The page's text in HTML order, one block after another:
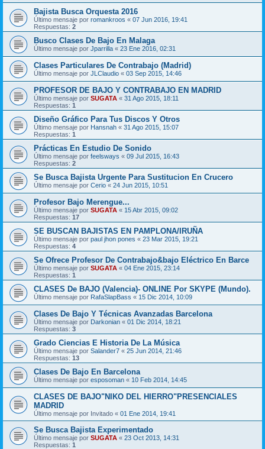
Bajista Busca Orquesta 2016
Último mensaje por romankroos « 07 Jun 2016, 19:41
Respuestas: 2
Busco Clases De Bajo En Malaga
Último mensaje por Jparrilla « 23 Ene 2016, 02:31
Clases Particulares De Contrabajo (Madrid)
Último mensaje por JLClaudio « 03 Sep 2015, 14:46
PROFESOR DE BAJO Y CONTRABAJO EN MADRID
Último mensaje por SUGATA « 31 Ago 2015, 18:11
Respuestas: 1
Diseño Gráfico Para Tus Discos Y Otros
Último mensaje por Hansnah « 31 Ago 2015, 15:07
Respuestas: 1
Prácticas En Estudio De Sonido
Último mensaje por feelsways « 09 Jul 2015, 16:43
Respuestas: 2
Se Busca Bajista Urgente Para Sustitucion En Crucero
Último mensaje por Cerio « 24 Jun 2015, 10:51
Profesor Bajo Merengue...
Último mensaje por SUGATA « 15 Abr 2015, 09:02
Respuestas: 17
SE BUSCAN BAJISTAS EN PAMPLONA/IRUÑA
Último mensaje por paul jhon pones « 23 Mar 2015, 19:21
Respuestas: 4
Se Ofrece Profesor De Contrabajo&bajo Eléctrico En Barce
Último mensaje por SUGATA « 04 Ene 2015, 23:14
Respuestas: 1
CLASES De BAJO (Valencia)- ONLINE Por SKYPE (Mundo).
Último mensaje por RafaSlapBass « 15 Dic 2014, 10:09
Clases De Bajo Y Técnicas Avanzadas Barcelona
Último mensaje por Darkonian « 01 Dic 2014, 18:21
Respuestas: 3
Grado Ciencias E Historia De La Música
Último mensaje por Salander7 « 25 Jun 2014, 21:46
Respuestas: 13
Clases De Bajo En Barcelona
Último mensaje por esposoman « 10 Feb 2014, 14:45
CLASES DE BAJO"NIKO DEL HIERRO"PRESENCIALES
MADRID
Último mensaje por Invitado « 01 Ene 2014, 19:41
Se Busca Bajista Experimentado
Último mensaje por SUGATA « 23 Oct 2013, 14:31
Respuestas: 1